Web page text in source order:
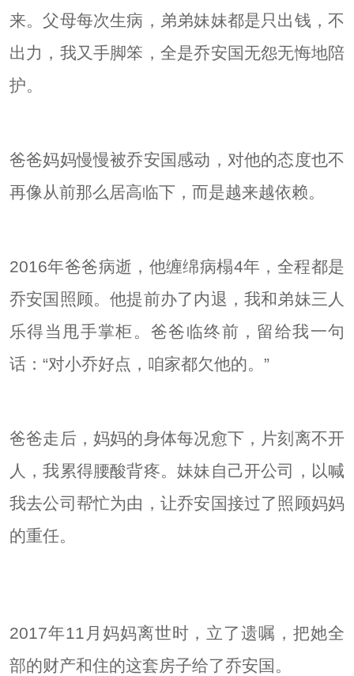
来。父母每次生病，弟弟妹妹都是只出钱，不
出力，我又手脚笨，全是乔安国无怨无悔地陪
护。
爸爸妈妈慢慢被乔安国感动，对他的态度也不
再像从前那么居高临下，而是越来越依赖。
2016年爸爸病逝，他缠绵病榻4年，全程都是
乔安国照顾。他提前办了内退，我和弟妹三人
乐得当甩手掌柜。爸爸临终前，留给我一句
话：“对小乔好点，咱家都欠他的。”
爸爸走后，妈妈的身体每况愈下，片刻离不开
人，我累得腰酸背疼。妹妹自己开公司，以喊
我去公司帮忙为由，让乔安国接过了照顾妈妈
的重任。
2017年11月妈妈离世时，立了遗嘱，把她全
部的财产和住的这套房子给了乔安国。